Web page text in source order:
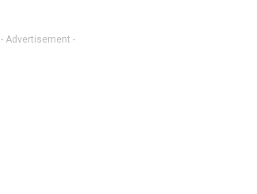
- Advertisement -